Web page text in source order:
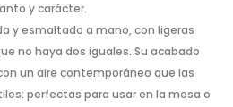
y carácter.
y esmaltado a mano, con ligeras
no haya dos iguales. Su acabado
un aire contemporáneo que las
perfectas para usar en la mesa o